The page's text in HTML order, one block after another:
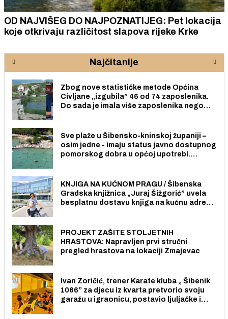
OD NAJVIŠEG DO NAJPOZNATIJEG: Pet lokacija
koje otkrivaju različitost slapova rijeke Krke
Najčitanije
Zbog nove statističke metode Općina
Civljane „izgubila” 46 od 74 zaposlenika.
Do sada je imala više zaposlenika nego
Sve plaže u Šibensko-kninskoj županiji –
osim jedne - imaju status javno dostupnog
pomorskog dobra u općoj upotrebi.
KNJIGA NA KUĆNOM PRAGU / Šibenska
Gradska knjižnica „Juraj Šižgorić” uvela
besplatnu dostavu knjiga na kućnu adresu
PROJEKT ZAŠITE STOLJETNIH
HRASTOVA: Napravljen prvi stručni
pregled hrastova na lokaciji Zmajevac
Ivan Zoričić, trener Karate kluba „ Šibenik
1066” za djecu iz kvarta pretvorio svoju
garažu u igraonicu, postavio ljuljačke i